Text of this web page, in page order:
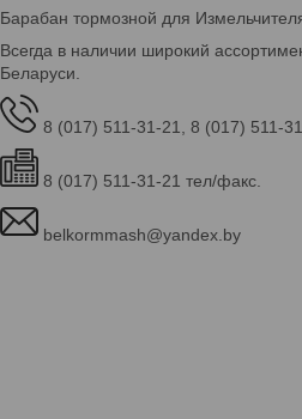
Барабан тормозной для
Всегда в наличии широкий
Беларуси.
8 (017) 511-31-21, 8 (017) 511-
8 (017) 511-31-21 тел/факс.
belkormmash@yandex.by